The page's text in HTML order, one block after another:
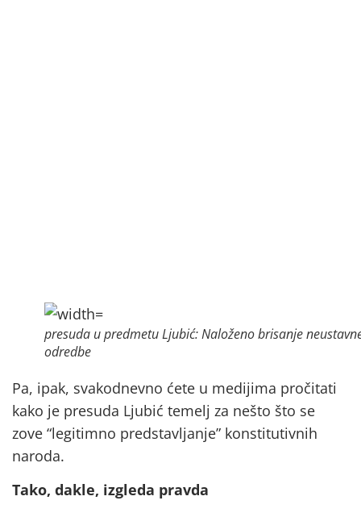
presuda u predmetu Ljubić: Naloženo brisanje
odredbe
Pa, ipak, svakodnevno ćete u medijima pročitati
kako je presuda Ljubić temelj za nešto što se
zove “legitimno predstavljanje” konstitutivnih
naroda.
Tako, dakle, izgleda pravda